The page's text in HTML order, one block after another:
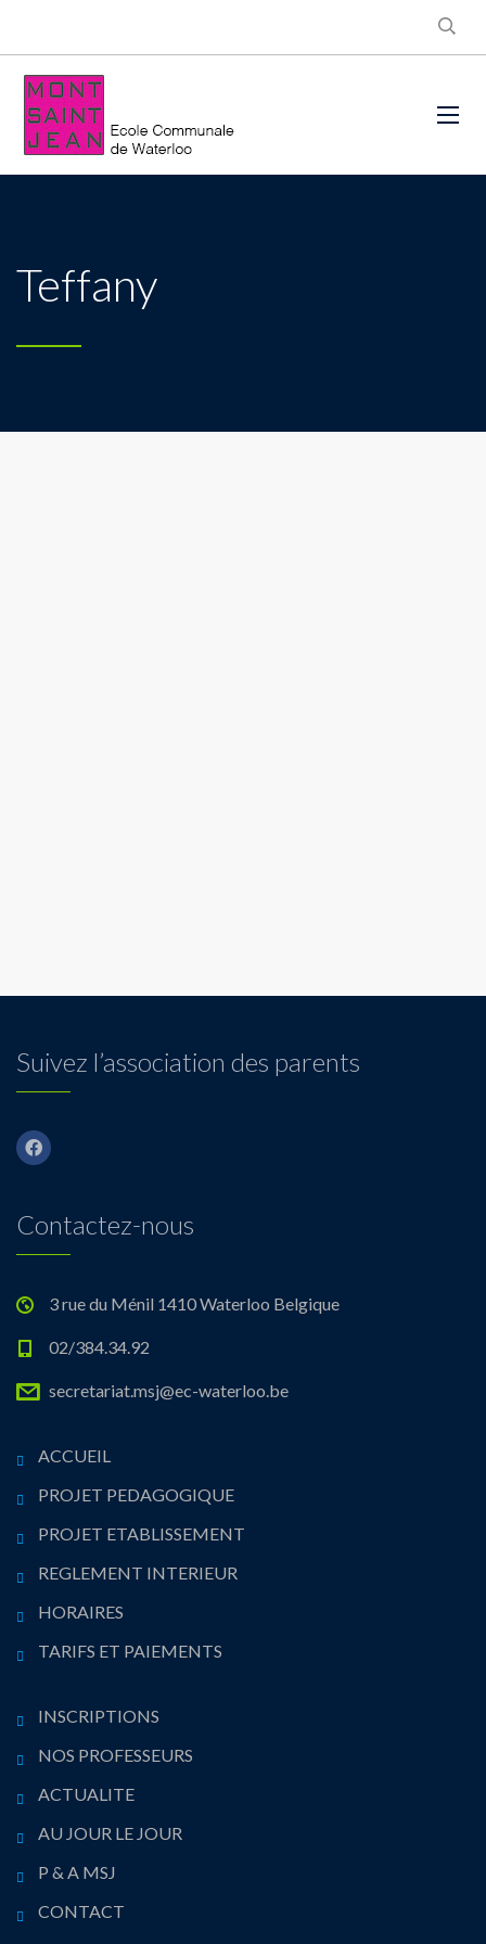
Teffany
Suivez l’association des parents
Contactez-nous
3 rue du Ménil 1410 Waterloo Belgique
02/384.34.92
secretariat.msj@ec-waterloo.be
ACCUEIL
PROJET PEDAGOGIQUE
PROJET ETABLISSEMENT
REGLEMENT INTERIEUR
HORAIRES
TARIFS ET PAIEMENTS
INSCRIPTIONS
NOS PROFESSEURS
ACTUALITE
AU JOUR LE JOUR
P & A MSJ
CONTACT